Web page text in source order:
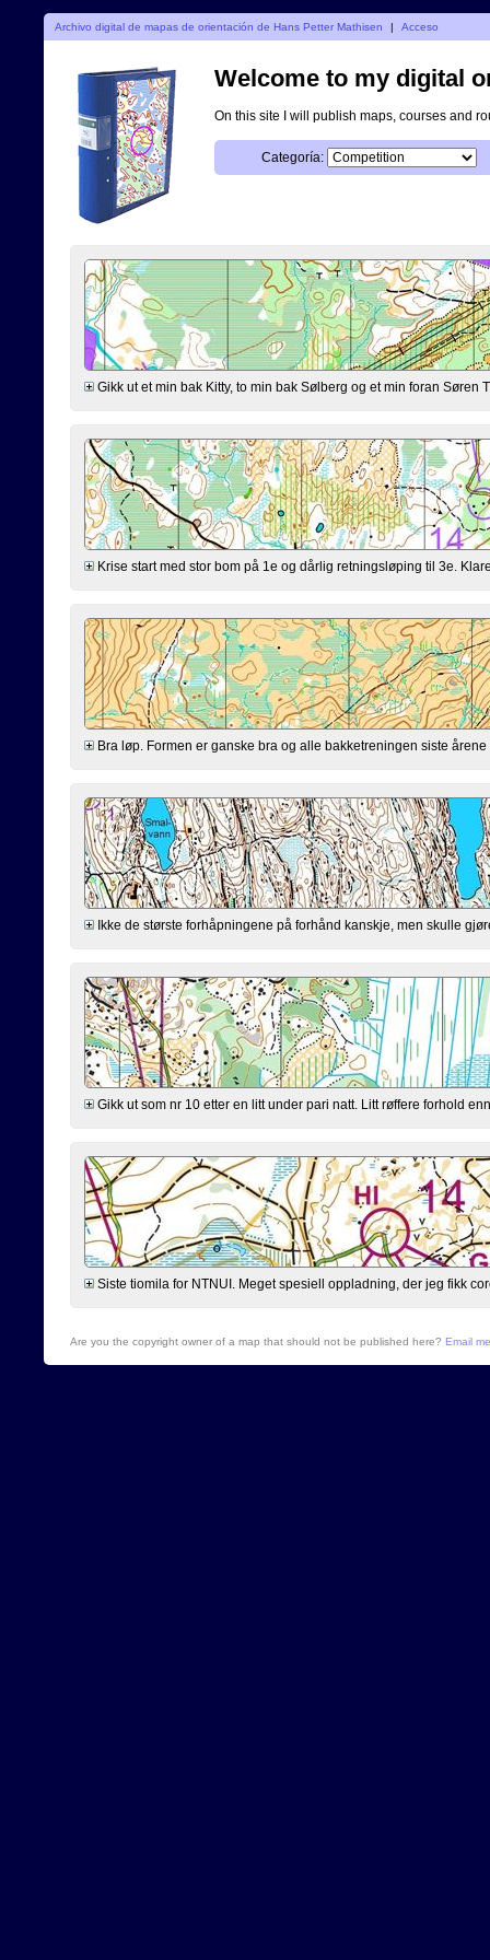
Archivo digital de mapas de orientación de Hans Petter Mathisen | Acceso
Welcome to my digital
On this site I will publish maps, courses and
Categoría:
Gikk ut et min bak Kitty, to min bak Sølberg og et min foran
Krise start med stor bom på 1e og dårlig retningsløping til 3e.
Bra løp. Formen er ganske bra og alle bakketreningen siste
Ikke de største forhåpningene på forhånd kanskje, men skulle
Gikk ut som nr 10 etter en litt under pari natt. Litt røffere forhold
Siste tiomila for NTNUI. Meget spesiell oppladning, der jeg fikk
Are you the copyright owner of a map that should not be published here? Email me